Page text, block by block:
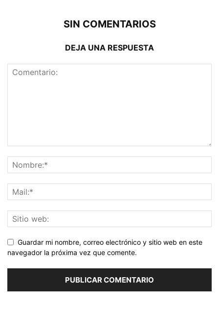
SIN COMENTARIOS
DEJA UNA RESPUESTA
Guardar mi nombre, correo electrónico y sitio web en este
navegador la próxima vez que comente.